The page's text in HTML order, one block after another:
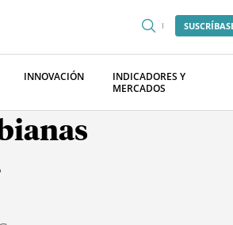
INNOVACIÓN
INDICADORES Y
MERCADOS